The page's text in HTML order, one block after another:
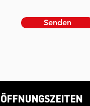
Senden
ÖFFNUNGSZEITEN